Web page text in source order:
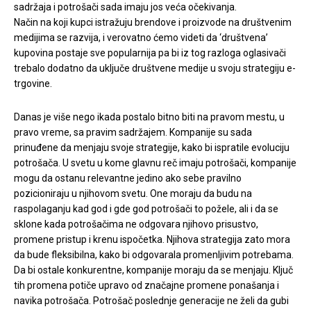
sadržaja i potrošači sada imaju jos veća očekivanja.
Način na koji kupci istražuju brendove i proizvode na društvenim
medijima se razvija, i verovatno ćemo videti da ‘društvena’
kupovina postaje sve popularnija pa bi iz tog razloga oglasivači
trebalo dodatno da uključe društvene medije u svoju strategiju e-
trgovine.
Danas je više nego ikada postalo bitno biti na pravom mestu, u
pravo vreme, sa pravim sadržajem. Kompanije su sada
prinuđene da menjaju svoje strategije, kako bi ispratile evoluciju
potrošača. U svetu u kome glavnu reč imaju potrošači, kompanije
mogu da ostanu relevantne jedino ako sebe pravilno
pozicioniraju u njihovom svetu. One moraju da budu na
raspolaganju kad god i gde god potrošači to požele, ali i da se
sklone kada potrošačima ne odgovara njihovo prisustvo,
promene pristup i krenu ispočetka. Njihova strategija zato mora
da bude fleksibilna, kako bi odgovarala promenljivim potrebama.
Da bi ostale konkurentne, kompanije moraju da se menjaju. Ključ
tih promena potiče upravo od značajne promene ponašanja i
navika potrošača. Potrošač poslednje generacije ne želi da gubi